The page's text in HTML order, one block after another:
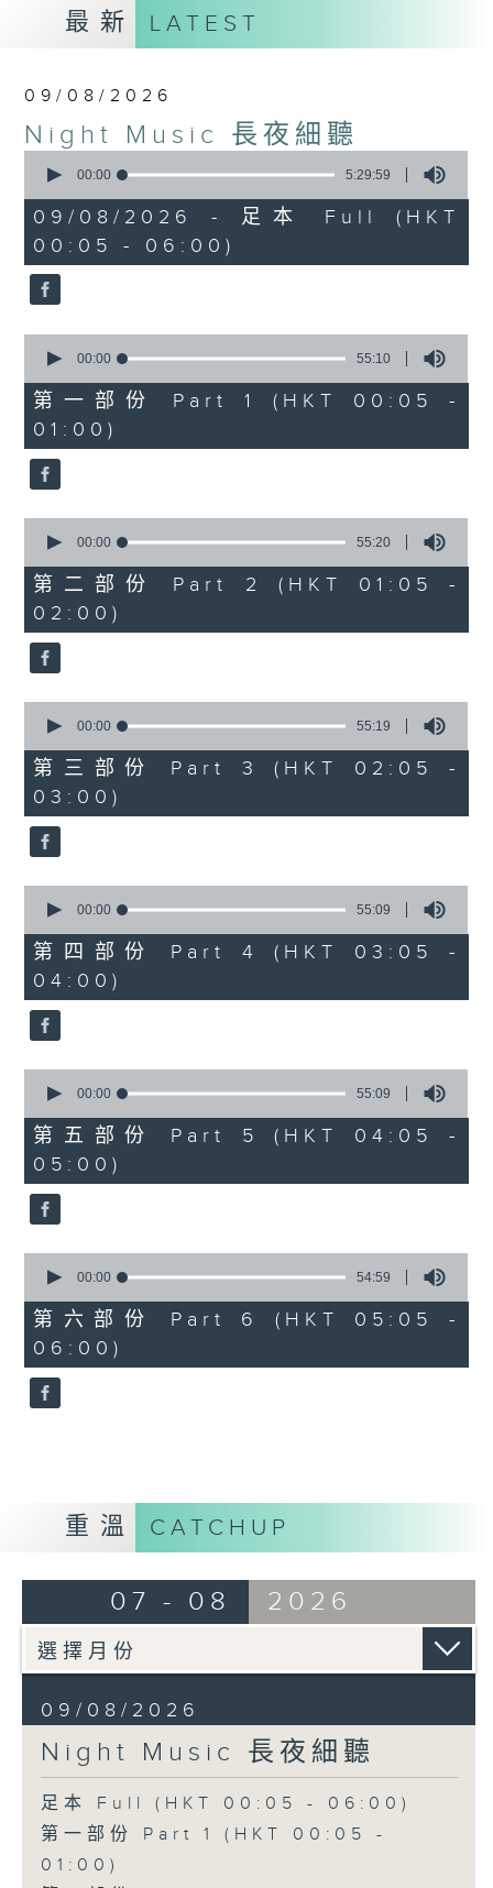
「長夜細聽」節目當然少不了氣質優雅的作
品，每晚亦會精選一些中國音樂送上。週五和
如果哪天你不能入睡，別忘了第四台這裡總有
最新 LATEST
09/08/2026
Night Music 長夜細聽
seconds
5
hours,
29
minutes,
59
seconds
00:00 5:29:59
09/08/2026 - 足本 Full (HKT
00:05 - 06:00)
seconds
55
minutes,
10
seconds
00:00 55:10
第一部份 Part 1 (HKT 00:05 -
01:00)
seconds
55
minutes,
20
seconds
00:00 55:20
第二部份 Part 2 (HKT 01:05 -
02:00)
seconds
55
minutes,
19
seconds
00:00 55:19
第三部份 Part 3 (HKT 02:05 -
03:00)
seconds
55
minutes,
9
seconds
00:00 55:09
第四部份 Part 4 (HKT 03:05 -
04:00)
seconds
55
minutes,
9
seconds
00:00 55:09
第五部份 Part 5 (HKT 04:05 -
05:00)
seconds
54
minutes,
59
seconds
00:00 54:59
第六部份 Part 6 (HKT 05:05 -
06:00)
重溫 CATCHUP
07 - 08 2026
09/08/2026
Night Music 長夜細聽
足本 Full (HKT 00:05 - 06:00)
第一部份 Part 1 (HKT 00:05 -
01:00)